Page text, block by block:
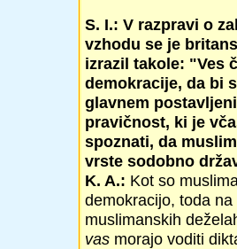
S. I.: V razpravi o
vzhodu se je
izrazil takole: "Ves
demokracije, da bi
glavnem
pravičnost, ki je
spoznati, da
vrste sodobno
K. A.: Kot so
demokracijo, toda
muslimanskih
vas morajo voditi